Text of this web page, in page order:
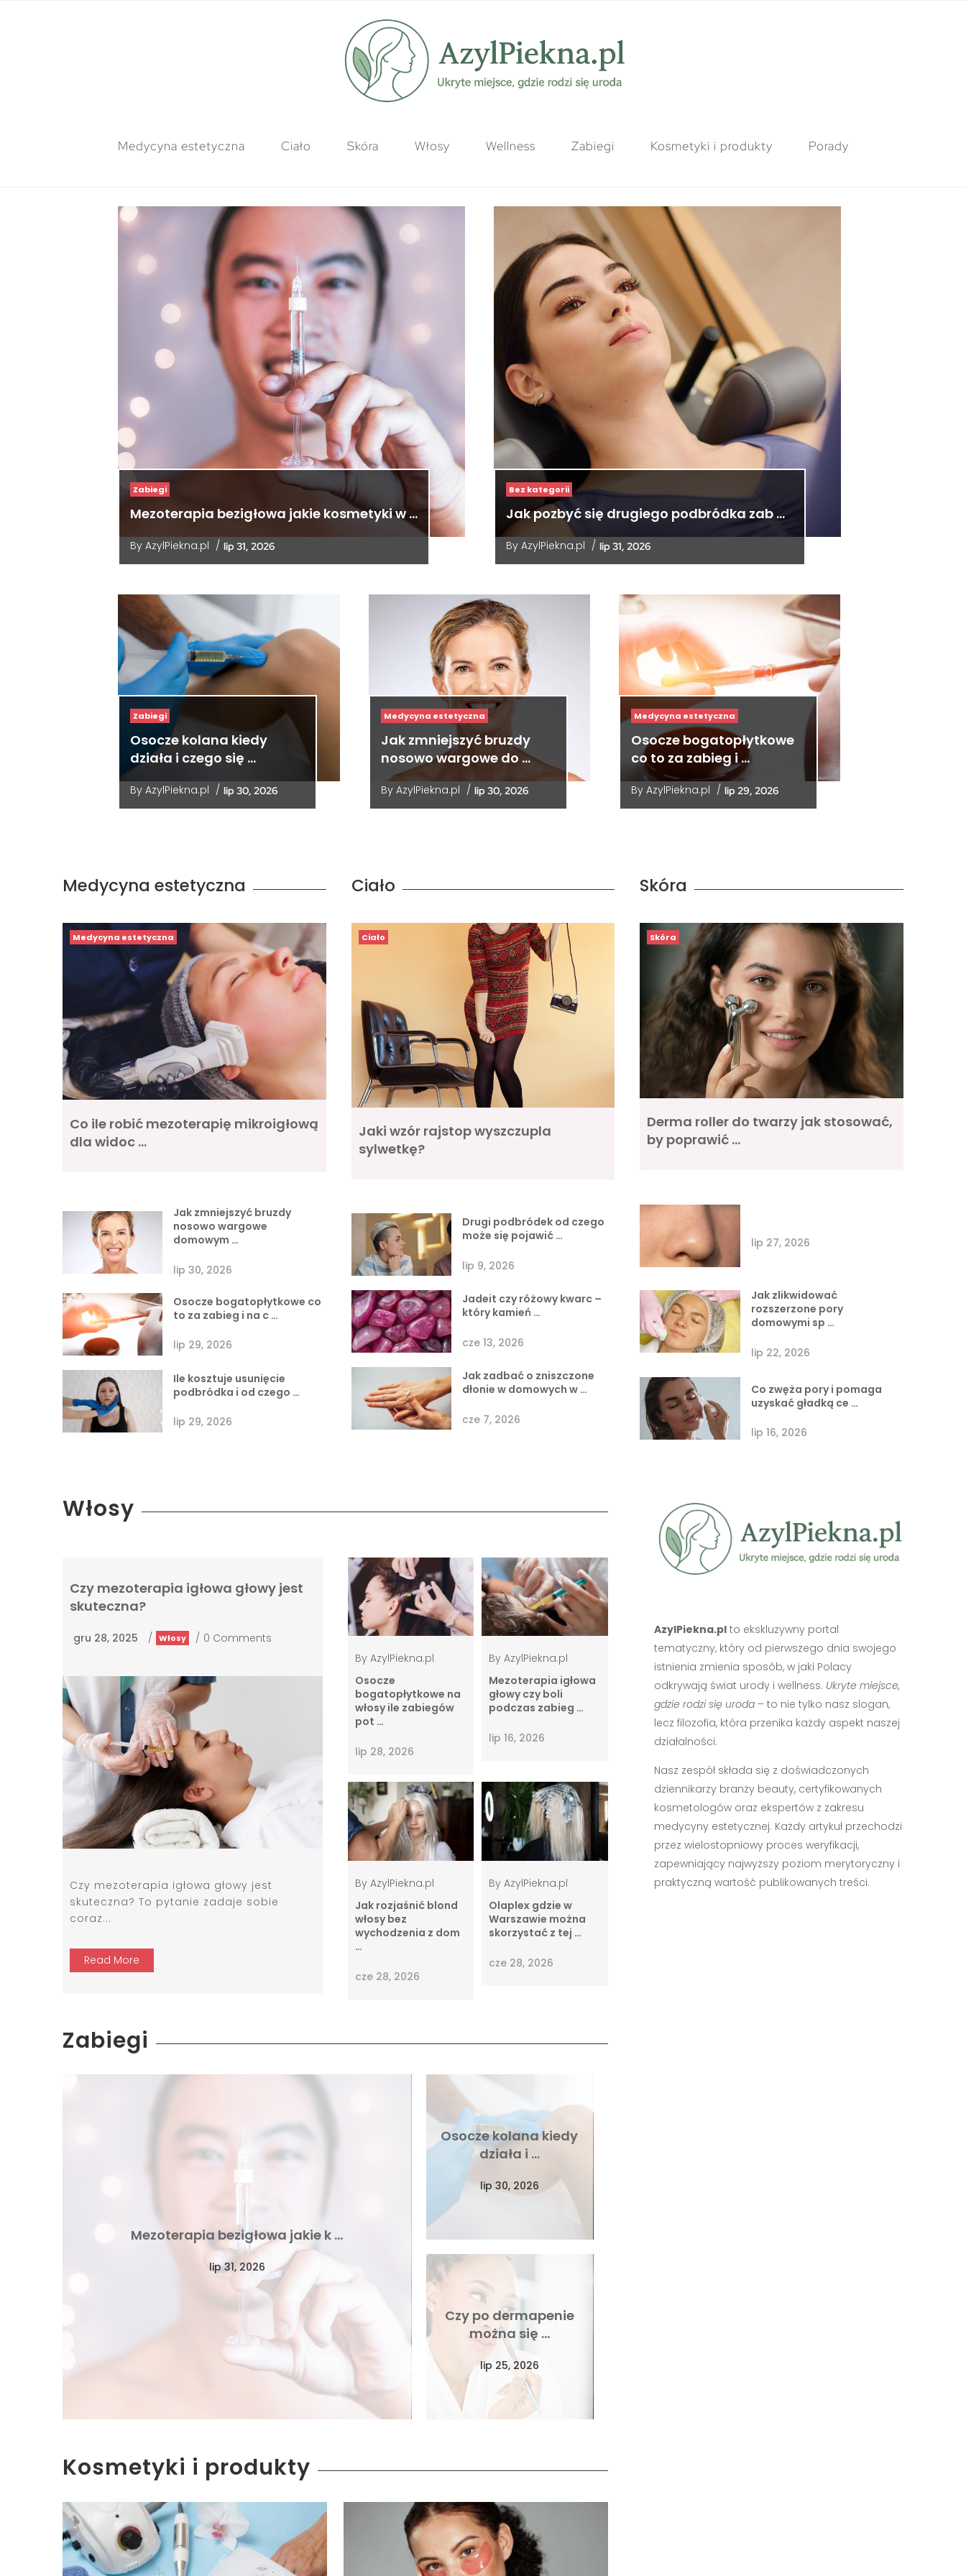
Medycyna estetyczna Ciało Skóra Włosy Wellness Zabiegi Kosmetyki i produkty Porady
Zabiegi
Mezoterapia bezigłowa jakie kosmetyki w …
ByAzylPiekna.pl / lip 31, 2026
Bez kategorii
Jak pozbyć się drugiego podbródka zab …
By AzylPiekna.pl / lip 31, 2026
Zabiegi
Osocze kolana kiedy
działa i czego się …
ByAzylPiekna.pl / lip 30, 2026
Medycyna estetyczna
Jak zmniejszyć bruzdy
nosowo wargowe do …
By AzylPiekna.pl / lip 30, 2026
Medycyna estetyczna
Osocze bogatopłytkowe
co to za zabieg i …
ByAzylPiekna.pl / lip 29, 2026
Medycyna estetyczna
Medycyna estetyczna
Co ile robić mezoterapię mikroigłową
dla widoc …
Jak zmniejszyć bruzdy
nosowo wargowe
domowym …
lip 30, 2026
Osocze bogatopłytkowe co
to za zabieg i na c …
lip 29, 2026
Ile kosztuje usunięcie
podbródka i od czego …
lip 29, 2026
Ciało
Ciało
Jaki wzór rajstop wyszczupla
sylwetkę?
Drugi podbródek od czego
może się pojawić …
lip 9, 2026
Jadeit czy różowy kwarc –
który kamień …
cze 13, 2026
Jak zadbać o zniszczone
dłonie w domowych w …
cze 7, 2026
Skóra
Skóra
Derma roller do twarzy jak stosować,
by poprawić …
lip 27, 2026
Jak zlikwidować
rozszerzone pory
domowymi sp …
lip 22, 2026
Co zwęża pory i pomaga
uzyskać gładką ce …
lip 16, 2026
Włosy
Czy mezoterapia igłowa głowy jest
skuteczna?
gru 28, 2025 / Włosy / 0 Comments
Czy mezoterapia igłowa głowy jest
skuteczna? To pytanie zadaje sobie
coraz...
Read More
By AzylPiekna.pl
Osocze
bogatopłytkowe na
włosy ile zabiegów
pot …
lip 28, 2026
By AzylPiekna.pl
Mezoterapia igłowa
głowy czy boli
podczas zabieg …
lip 16, 2026
By AzylPiekna.pl
Jak rozjaśnić blond
włosy bez
wychodzenia z dom
…
cze 28, 2026
By AzylPiekna.pl
Olaplex gdzie w
Warszawie można
skorzystać z tej …
cze 28, 2026
Zabiegi
Mezoterapia bezigłowa jakie k …
lip 31, 2026
Osocze kolana kiedy
działa i …
lip 30, 2026
Czy po dermapenie
można się …
lip 25, 2026
Kosmetyki i produkty
AzylPiekna.plto ekskluzywny portal
tematyczny, który od pierwszego dnia swojego
istnienia zmienia sposób, w jaki Polacy
odkrywają świat urody i wellness. Ukryte miejsce,
gdzie rodzi się uroda– to nie tylko nasz slogan,
lecz filozofia, która przenika każdy aspekt naszej
działalności.
Nasz zespół składa się z doświadczonych
dziennikarzy branży beauty, certyfikowanych
kosmetologów oraz ekspertów z zakresu
medycyny estetycznej. Każdy artykuł przechodzi
przez wielostopniowy proces weryfikacji,
zapewniający najwyższy poziom merytoryczny i
praktyczną wartość publikowanych treści.